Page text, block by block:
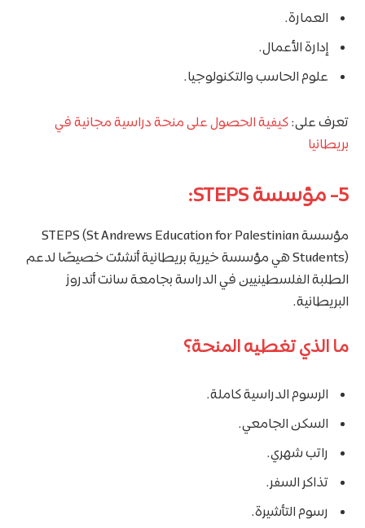
العمارة.
إدارة الأعمال.
علوم الحاسب والتكنولوجيا.
تعرف على:كيفية الحصول على منحة دراسية مجانية في
بريطانيا
5- مؤسسة STEPS:
مؤسسة STEPS (St Andrews Education for Palestinian
Students) هي مؤسسة خيرية بريطانية أنشئت خصيصًا لدعم
الطلبة الفلسطينيين في الدراسة بجامعة سانت أندروز
البريطانية.
ما الذي تغطيه المنحة؟
الرسوم الدراسية كاملة.
السكن الجامعي.
راتب شهري.
تذاكر السفر.
رسوم التأشيرة.